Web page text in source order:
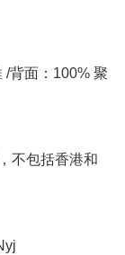
/背面：100% 聚
不包括香港和